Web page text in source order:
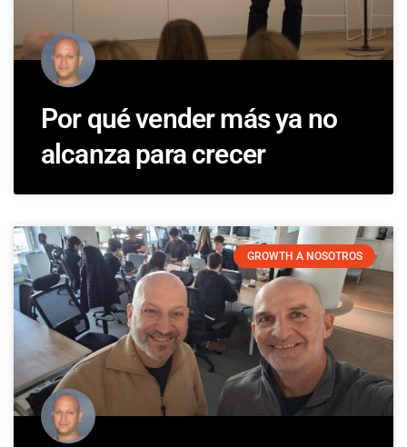
Por qué vender más ya no
alcanza para crecer
GROWTH A NOSOTROS